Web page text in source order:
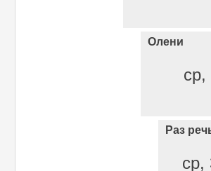
Олени
Раз
ср,